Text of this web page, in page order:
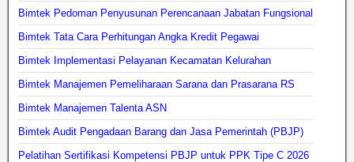
Bimtek Pedoman Penyusunan Perencanaan Jabatan Fungsional
Bimtek Tata Cara Perhitungan Angka Kredit Pegawai
Bimtek Implementasi Pelayanan Kecamatan Kelurahan
Bimtek Manajemen Pemeliharaan Sarana dan Prasarana RS
Bimtek Manajemen Talenta ASN
Bimtek Audit Pengadaan Barang dan Jasa Pemerintah (PBJP)
Pelatihan Sertifikasi Kompetensi PBJP untuk PPK Tipe C 2026